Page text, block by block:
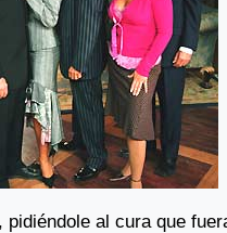
pidiéndole al cura que